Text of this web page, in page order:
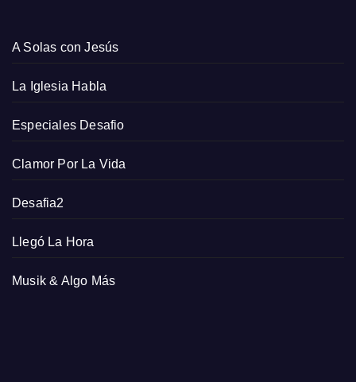
A Solas con Jesús
La Iglesia Habla
Especiales Desafio
Clamor Por La Vida
Desafia2
Llegó La Hora
Musik & Algo Más